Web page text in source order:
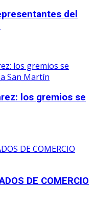
del
los gremios se
DE COMERCIO